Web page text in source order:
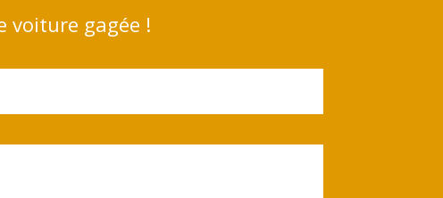
voiture gagée !